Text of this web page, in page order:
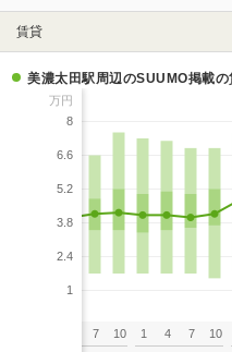
賃貸
美濃太田駅周辺のSUUMO掲載
万円
8
6.6
5.2
3.8
2.4
1
7 10 1 4 7 10